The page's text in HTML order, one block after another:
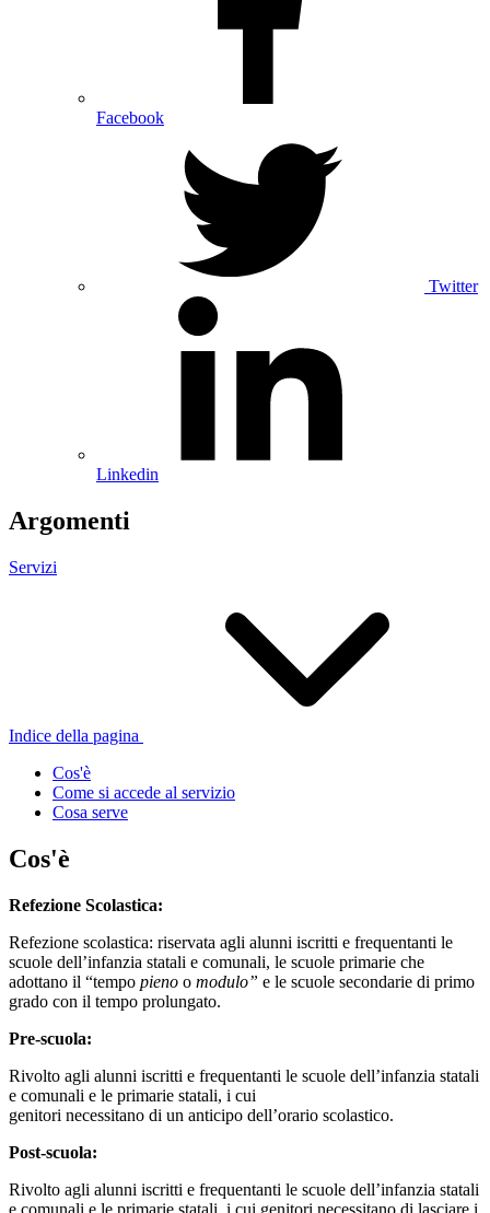
Facebook
Twitter
Linkedin
Argomenti
Servizi
Indice della pagina
Cos'è
Come si accede al servizio
Cosa serve
Cos'è
Refezione Scolastica:
Refezione scolastica: riservata agli alunni iscritti e frequentanti le
scuole dell’infanzia statali e comunali, le scuole primarie che
adottano il “tempo pieno o modulo” e le scuole secondarie di primo
grado con il tempo prolungato.
Pre-scuola:
Rivolto agli alunni iscritti e frequentanti le scuole dell’infanzia statali
e comunali e le primarie statali, i cui
genitori necessitano di un anticipo dell’orario scolastico.
Post-scuola:
Rivolto agli alunni iscritti e frequentanti le scuole dell’infanzia statali
e comunali e le primarie statali, i cui genitori necessitano di lasciare i